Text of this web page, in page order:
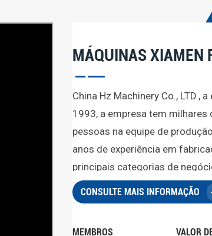
MÁQUINAS XIAMEN
China Hz Machinery Co., LTD.,
1993, a empresa tem milhares
pessoas na equipe de
anos de experiência em
principais categorias de
estampagem de chapas
silicone e outros produtos
CONSULTE MAIS INFORMAÇÃO
MEMBROS
VALOR